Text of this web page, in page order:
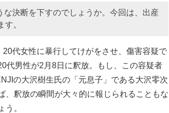
決断を下すのでしょうか。今回は、出産
。
代女性に暴行してけがをさせ、傷害容疑で
代男性が2月8日に釈放。もし、この容疑者
の大沢樹生氏の「元息子」である大沢零次
、釈放の瞬間が大々的に報じられることもな
う。